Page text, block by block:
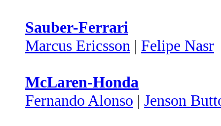
Sauber-Ferrari
Marcus Ericsson | Felipe Nasr
McLaren-Honda
Fernando Alonso | Jenson